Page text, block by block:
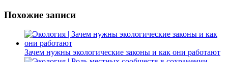
Похожие записи
Зачем нужны экологические законы и как они работают